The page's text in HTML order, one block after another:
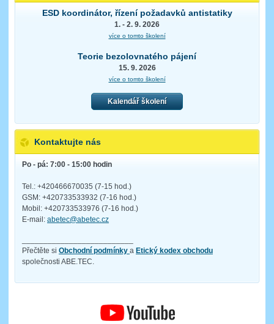
ESD koordinátor, řízení požadavků antistatiky
1. - 2. 9. 2026
více o tomto školení
Teorie bezolovnatého pájení
15. 9. 2026
více o tomto školení
Kalendář školení
Kontaktujte nás
Po - pá: 7:00 - 15:00 hodin
Tel.: +420466670035 (7-15 hod.)
GSM: +420733533932 (7-16 hod.)
Mobil: +420733533976 (7-16 hod.)
E-mail: abetec@abetec.cz
Přečtěte si Obchodní podmínky a Etický kodex obchodu
společnosti ABE.TEC.